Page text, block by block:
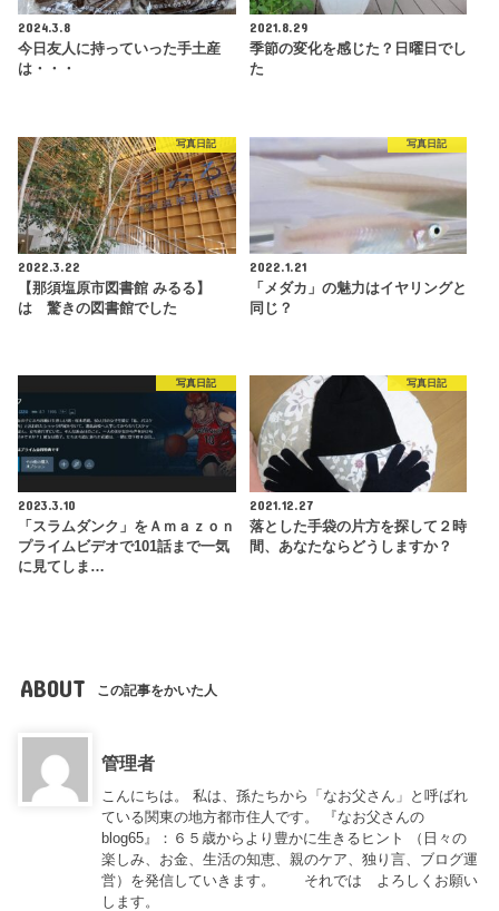
2024.3.8
今日友人に持っていった手土産
は・・・
2021.8.29
季節の変化を感じた？日曜日でし
た
写真日記
2022.3.22
【那須塩原市図書館 みるる】
は 驚きの図書館でした
写真日記
2022.1.21
「メダカ」の魅力はイヤリングと
同じ？
写真日記
2023.3.10
「スラムダンク」をＡｍａｚｏｎ
プライムビデオで101話まで一気
に見てしま…
写真日記
2021.12.27
落とした手袋の片方を探して２時
間、あなたならどうしますか？
ABOUT この記事をかいた人
管理者
こんにちは。 私は、孫たちから「なお父さん」と呼ばれ
ている関東の地方都市住人です。 『なお父さんの
blog65』：６５歳からより豊かに生きるヒント （日々の
楽しみ、お金、生活の知恵、親のケア、独り言、ブログ運
営）を発信していきます。 それでは よろしくお願い
します。